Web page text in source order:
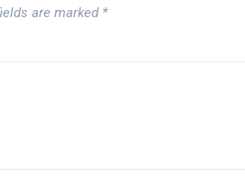
are marked *